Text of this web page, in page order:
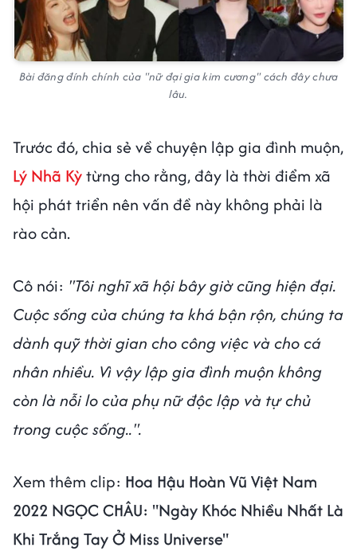
Bài đăng đính chính của "nữ đại gia kim cương" cách đây chưa
lâu.
Trước đó, chia sẻ về chuyện lập gia đình muộn,
Lý Nhã Kỳtừng cho rằng, đây là thời điểm xã
hội phát triển nên vấn đề này không phải là
rào cản.
Cô nói: "Tôi nghĩ xã hội bây giờ cũng hiện đại.
Cuộc sống của chúng ta khá bận rộn, chúng ta
dành quỹ thời gian cho công việc và cho cá
nhân nhiều. Vì vậy lập gia đình muộn không
còn là nỗi lo của phụ nữ độc lập và tự chủ
trong cuộc sống..".
Xem thêm clip: Hoa Hậu Hoàn Vũ Việt Nam
2022 NGỌC CHÂU: "Ngày Khóc Nhiều Nhất Là
Khi Trắng Tay Ở Miss Universe"